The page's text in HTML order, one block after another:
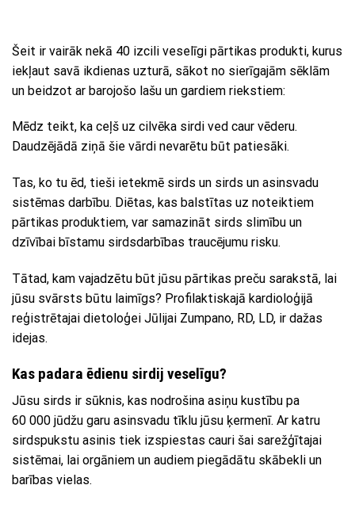
Šeit ir vairāk nekā 40 izcili veselīgi pārtikas produkti, kurus
iekļaut savā ikdienas uzturā, sākot no sierīgajām sēklām
un beidzot ar barojošo lašu un gardiem riekstiem:
Mēdz teikt, ka ceļš uz cilvēka sirdi ved caur vēderu.
Daudzējādā ziņā šie vārdi nevarētu būt patiesāki.
Tas, ko tu ēd, tieši ietekmē sirds un sirds un asinsvadu
sistēmas darbību. Diētas, kas balstītas uz noteiktiem
pārtikas produktiem, var samazināt sirds slimību un
dzīvībai bīstamu sirdsdarbības traucējumu risku.
Tātad, kam vajadzētu būt jūsu pārtikas preču sarakstā, lai
jūsu svārsts būtu laimīgs? Profilaktiskajā kardioloģijā
reģistrētajai dietoloģei Jūlijai Zumpano, RD, LD, ir dažas
idejas.
Kas padara ēdienu sirdij veselīgu?
Jūsu sirds ir sūknis, kas nodrošina asiņu kustību pa
60 000 jūdžu garu asinsvadu tīklu jūsu ķermenī. Ar katru
sirdspukstu asinis tiek izspiestas cauri šai sarežģītajai
sistēmai, lai orgāniem un audiem piegādātu skābekli un
barības vielas.